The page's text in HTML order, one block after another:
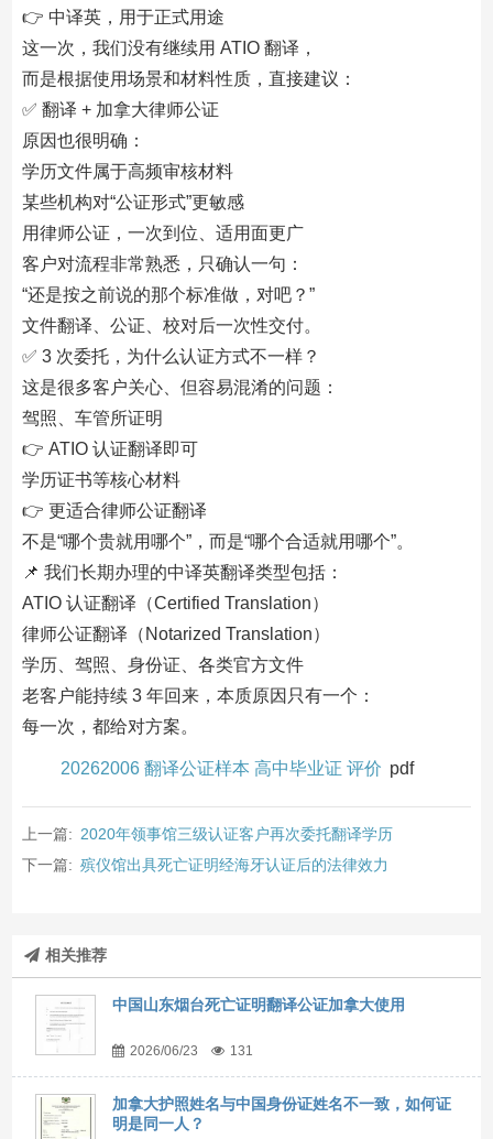
👉 中译英，用于正式用途
这一次，我们没有继续用 ATIO 翻译，
而是根据使用场景和材料性质，直接建议：
✅ 翻译 + 加拿大律师公证
原因也很明确：
学历文件属于高频审核材料
某些机构对“公证形式”更敏感
用律师公证，一次到位、适用面更广
客户对流程非常熟悉，只确认一句：
“还是按之前说的那个标准做，对吧？”
文件翻译、公证、校对后一次性交付。
✅ 3 次委托，为什么认证方式不一样？
这是很多客户关心、但容易混淆的问题：
驾照、车管所证明
👉 ATIO 认证翻译即可
学历证书等核心材料
👉 更适合律师公证翻译
不是“哪个贵就用哪个”，而是“哪个合适就用哪个”。
📌 我们长期办理的中译英翻译类型包括：
ATIO 认证翻译（Certified Translation）
律师公证翻译（Notarized Translation）
学历、驾照、身份证、各类官方文件
老客户能持续 3 年回来，本质原因只有一个：
每一次，都给对方案。
20262006 翻译公证样本 高中毕业证 评价 pdf
上一篇: 2020年领事馆三级认证客户再次委托翻译学历
下一篇: 殡仪馆出具死亡证明经海牙认证后的法律效力
相关推荐
中国山东烟台死亡证明翻译公证加拿大使用
2026/06/23 131
加拿大护照姓名与中国身份证姓名不一致，如何证
明是同一人？